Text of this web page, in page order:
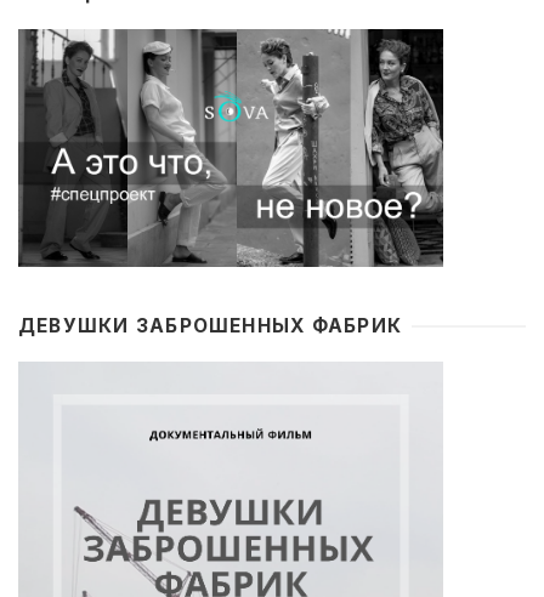
ДЕВУШКИ ЗАБРОШЕННЫХ ФАБРИК